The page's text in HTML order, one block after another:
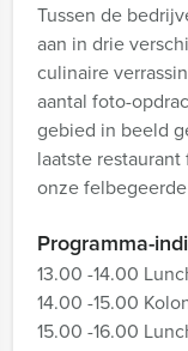
Tussen de
aan in drie
culinaire
aantal foto-
gebied in beeld
laatste
onze
Programma-
13.00 -14.00
14.00 -15.00
15.00 -16.00